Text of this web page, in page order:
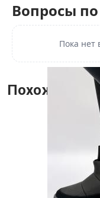
Вопросы
Пока нет
Похожие